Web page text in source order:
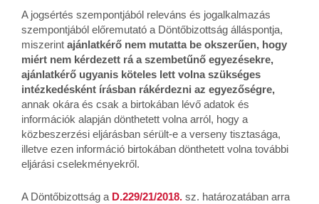
A jogsértés szempontjából releváns és jogalkalmazás
szempontjából előremutató a Döntőbizottság álláspontja,
miszerint ajánlatkérő nem mutatta be okszerűen, hogy
miért nem kérdezett rá a szembetűnő egyezésekre,
ajánlatkérő ugyanis köteles lett volna szükséges
intézkedésként írásban rákérdezni az egyezőségre,
annak okára és csak a birtokában lévő adatok és
információk alapján dönthetett volna arról, hogy a
közbeszerzési eljárásban sérült-e a verseny tisztasága,
illetve ezen információ birtokában dönthetett volna további
eljárási cselekményekről.
A Döntőbizottság a D.229/21/2018. sz. határozatában arra